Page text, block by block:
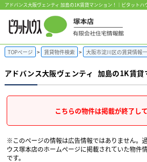
アドバンス大阪ヴェンティ 加島の1K賃貸マンション！｜ピタットハ
TOPページ 賃貸物件検索 大阪市淀川区の賃貸情報
アドバンス大阪ヴェンティ 加島の1K賃貸
こちらの物件は掲載が終了して
※このページの情報は広告情報ではありません。
ウス塚本店のホームぺージに掲載されていた物件
です。